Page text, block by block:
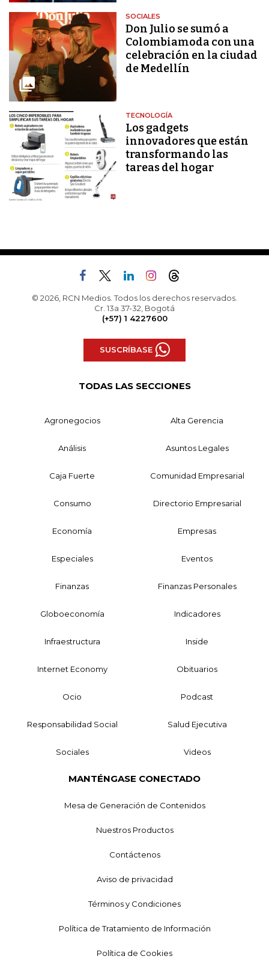
SOCIALES
Don Julio se sumó a
Colombiamoda con una
celebración en la ciudad
de Medellín
TECNOLOGÍA
Los gadgets
innovadores que están
transformando las
tareas del hogar
© 2026, RCN Medios. Todos los derechos reservados.
Cr. 13a 37-32, Bogotá
(+57) 1 4227600
SUSCRÍBASE
TODAS LAS SECCIONES
Agronegocios Alta Gerencia
Análisis Asuntos Legales
Caja Fuerte Comunidad Empresarial
Consumo Directorio Empresarial
Economía Empresas
Especiales Eventos
Finanzas Finanzas Personales
Globoeconomía Indicadores
Infraestructura Inside
Internet Economy Obituarios
Ocio Podcast
Responsabilidad Social Salud Ejecutiva
Sociales Videos
MANTÉNGASE CONECTADO
Mesa de Generación de Contenidos
Nuestros Productos
Contáctenos
Aviso de privacidad
Términos y Condiciones
Política de Tratamiento de Información
Política de Cookies